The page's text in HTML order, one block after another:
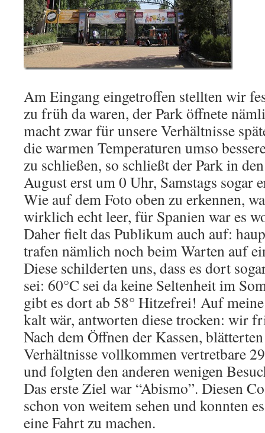
Am Eingang eingetroffen stellten wir
zu früh da waren, der Park öffnete
macht zwar für unsere Verhältnisse
die warmen Temperaturen umso
zu schließen, so schließt der Park in
August erst um 0 Uhr, Samstags sogar
Wie auf dem Foto oben zu erkennen,
wirklich echt leer, für Spanien war es
Daher fielt das Publikum auch auf:
trafen nämlich noch beim Warten auf
Diese schilderten uns, dass es dort
sei: 60°C sei da keine Seltenheit im
gibt es dort ab 58° Hitzefrei! Auf
kalt wär, antworten diese trocken: wir
Nach dem Öffnen der Kassen,
Verhältnisse vollkommen vertretbare
und folgten den anderen wenigen
Das erste Ziel war “Abismo”. Diesen
schon von weitem sehen und konnten
eine Fahrt zu machen.